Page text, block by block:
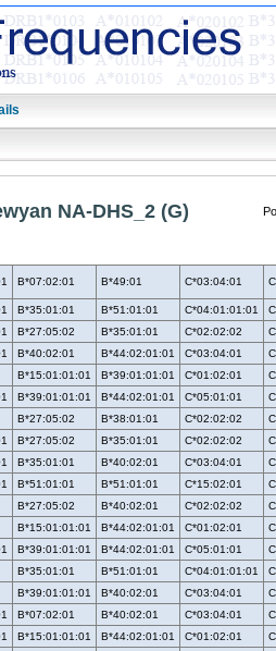
NA-DHS_2 (G)
B*07:02:01 B*49:01 C*03:04:01
B*35:01:01 B*51:01:01 C*04:01:01:01
B*27:05:02 B*35:01:01 C*02:02:02
B*40:02:01 B*44:02:01:01 C*03:04:01
B*15:01:01:01 B*39:01:01:01 C*01:02:01
B*39:01:01:01 B*44:02:01:01 C*05:01:01
B*27:05:02 B*38:01:01 C*02:02:02
B*27:05:02 B*35:01:01 C*02:02:02
B*35:01:01 B*40:02:01 C*03:04:01
B*51:01:01 B*51:01:01 C*15:02:01
B*27:05:02 B*40:02:01 C*02:02:02
B*15:01:01:01 B*44:02:01:01 C*01:02:01
B*39:01:01:01 B*44:02:01:01 C*05:01:01
B*35:01:01 B*51:01:01 C*04:01:01:01
B*39:01:01:01 B*40:02:01 C*03:04:01
B*07:02:01 B*40:02:01 C*03:04:01
B*15:01:01:01 B*44:02:01:01 C*01:02:01